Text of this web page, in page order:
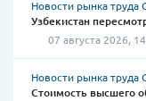
Новости рынка труда
Узбекистан
07 августа 2026,
Новости рынка труда
Стоимость высшего